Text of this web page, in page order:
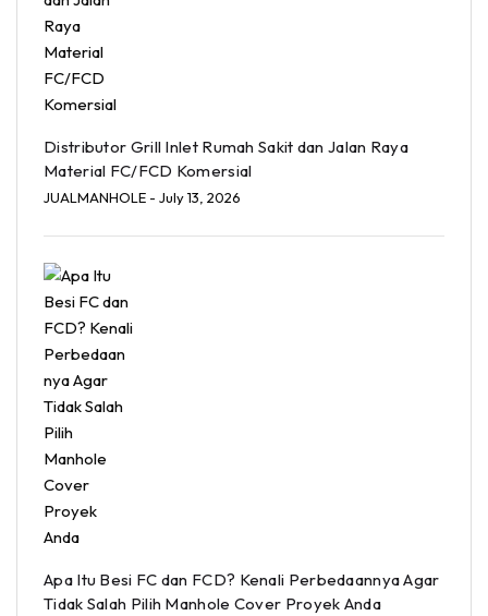
Distributor Grill Inlet Rumah Sakit dan Jalan Raya
Material FC/FCD Komersial
JUALMANHOLE - July 13, 2026
Apa Itu Besi FC dan FCD? Kenali Perbedaannya Agar
Tidak Salah Pilih Manhole Cover Proyek Anda